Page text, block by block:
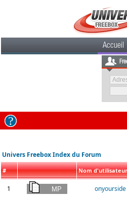
Accueil
Univers Freebox Index du Forum
# Nom d'utilisateur
1 onyourside